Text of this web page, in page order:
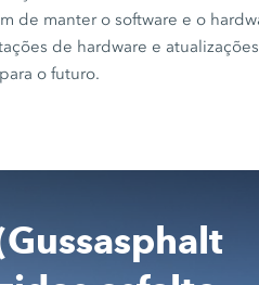
de manter o software e o
de hardware e
o futuro.